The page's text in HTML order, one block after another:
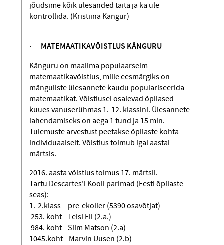
jõudsime kõik ülesanded täita ja ka üle
kontrollida. (Kristiina Kangur)
· MATEMAATIKAVÕISTLUS KÄNGURU
Känguru on maailma populaarseim
matemaatikavõistlus, mille eesmärgiks on
mänguliste ülesannete kaudu popu­lariseerida
matemaatikat. Võistlusel osale­vad õpilased
kuues vanuserühmas 1.-12. klassini. Ülesannete
lahendamiseks on aega 1 tund ja 15 min.
Tulemuste arvestust peetakse õpilaste kohta
individuaalselt. Võistlus toimub igal aastal
märtsis.
2016. aasta võistlus toimus 17. märtsil.
Tartu Descartes'i Kooli parimad (Eesti õpilaste
seas):
1.-2.klass – pre-ekolier (5390 osavõtjat)
253. koht Teisi Eli (2.a.)
984. koht Siim Matson (2.a)
1045.koht Marvin Uusen (2.b)